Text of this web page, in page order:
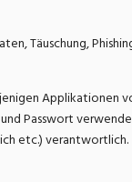
Täuschung,
Applikationen
Passwort
etc.) verantwortlich.